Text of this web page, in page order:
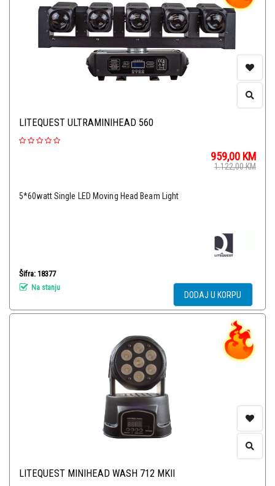
LITEQUEST ULTRAMINIHEAD 560
959,00 KM
1.122,00KM
5*60watt Single LED Moving Head Beam Light
Šifra: 18377
Na stanju
DODAJ U KORPU
LITEQUEST MINIHEAD WASH 712 MKII